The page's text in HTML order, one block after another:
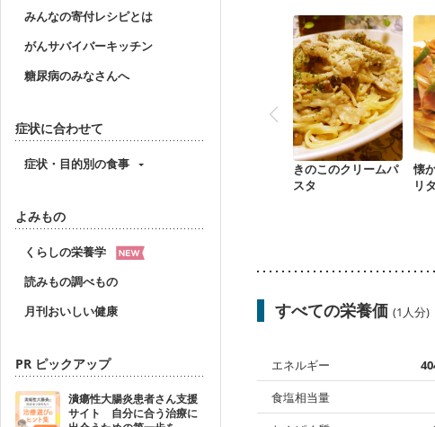
みんなの寄付レシピとは
がんサバイバーキッチン
糖尿病のみなさんへ
症状に合わせて
症状・目的別の食事
よみもの
くらしの栄養学
読みもの調べもの
月刊おいしい健康
PR ピックアップ
潰瘍性大腸炎患者さん支援
サイト 自分に合う治療に
きのこのクリームパ
スタ
懐
リ
すべての栄養価 (1人分)
エネルギー
食塩相当量